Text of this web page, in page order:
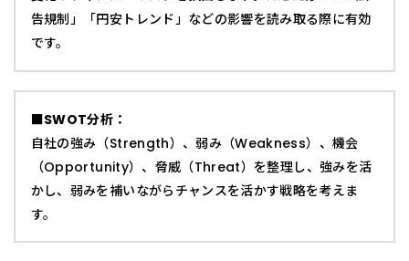
告規制」「円安トレンド」などの影響を読み取る際に有効
です。
■SWOT分析：
自社の強み（Strength）、弱み（Weakness）、機会
（Opportunity）、脅威（Threat）を整理し、強みを活
かし、弱みを補いながらチャンスを活かす戦略を考えま
す。